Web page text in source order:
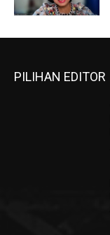
PILIHAN EDITOR